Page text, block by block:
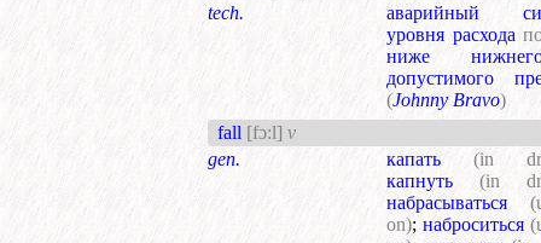
tech.
аварийный
уровня расхода
ниже
допустимого
(Johnny Bravo)
fall [fɔ:l] v
gen.
капать
(in
капнуть
(in
набрасываться
on); наброситься